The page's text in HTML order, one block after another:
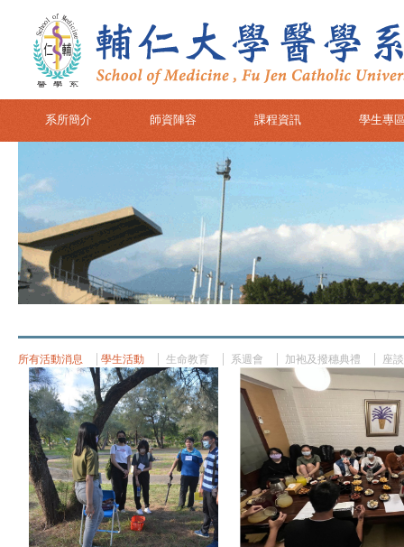
系所簡介 師資陣容 課程資訊 學生專
所有活動消息 學生活動 生命教育 系週會 加袍及撥穗典禮 座